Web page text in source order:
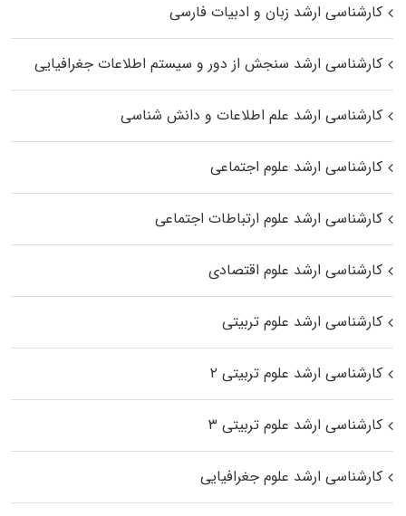
کارشناسی ارشد زبان و ادبیات فارسی
کارشناسی ارشد سنجش از دور و سیستم اطلاعات جغرافیایی
کارشناسی ارشد علم اطلاعات و دانش شناسی
کارشناسی ارشد علوم اجتماعی
کارشناسی ارشد علوم ارتباطات اجتماعی
کارشناسی ارشد علوم اقتصادی
کارشناسی ارشد علوم تربیتی
کارشناسی ارشد علوم تربیتی ۲
کارشناسی ارشد علوم تربیتی ۳
کارشناسی ارشد علوم جغرافیایی